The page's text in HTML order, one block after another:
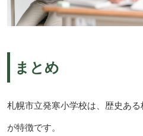
まとめ
札幌市立発寒小学校は、歴史あ
が特徴です。